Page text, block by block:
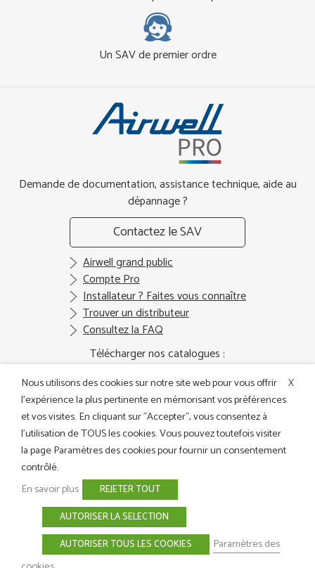
Un SAV de premier ordre
Demande de documentation, assistance technique, aide au
dépannage ?
Contactez le SAV
Airwell grand public
Compte Pro
Installateur ? Faites vous connaître
Trouver un distributeur
Consultez la FAQ
Télécharger nos catalogues :
Solar 2025/2026
Formations
2023/2024 -
Catalogue DRV
2025/2026
Catalogue
général
2026/2027
Suivez-nous sur les réseaux sociaux :
2026 Airwell Mentions légales
Charte de confidentialité
X
Nous utilisons des cookies sur notre site web pour vous offrir
l'expérience la plus pertinente en mémorisant vos préférences
et vos visites. En cliquant sur "Accepter", vous consentez à
l'utilisation de TOUS les cookies. Vous pouvez toutefois visiter
la page Paramètres des cookies pour fournir un consentement
contrôlé.
En savoir plus
REJETER TOUT
AUTORISER LA SELECTION
AUTORISER TOUS LES COOKIES
Paramètres des